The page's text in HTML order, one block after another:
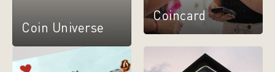
Coin Universe
Coincard